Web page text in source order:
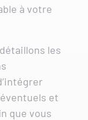
à votre
les
et
que vous